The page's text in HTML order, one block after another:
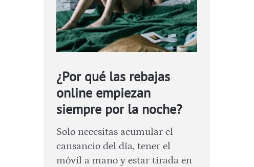
¿Por qué las rebajas
online empiezan
siempre por la noche?
Solo necesitas acumular el
cansancio del día, tener el
móvil a mano y estar tirada en